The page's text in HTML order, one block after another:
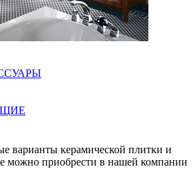
варианты керамической плитки и
можно приобрести в нашей компании